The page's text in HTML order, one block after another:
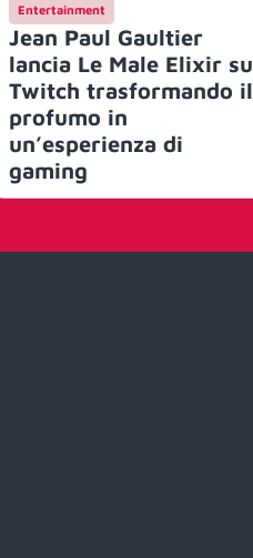
Entertainment
Jean Paul Gaultier
lancia Le Male Elixir su
Twitch trasformando il
profumo in
un’esperienza di
gaming